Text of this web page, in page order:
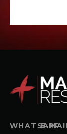
WHATSAPP
E-